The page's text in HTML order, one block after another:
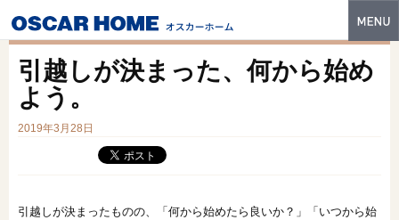
イベント・モデルハウス
引越しが決まった、何から始め
よう。
2019年3月28日
引越しが決まったものの、「何から始めたら良いか？」「いつから始